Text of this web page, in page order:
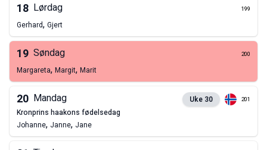
18 Lørdag 199
Gerhard, Gjert
19 Søndag 200
Margareta, Margit, Marit
20 Mandag Uke 30 201
kronprins haakons fødelsedag
Johanne, Janne, Jane